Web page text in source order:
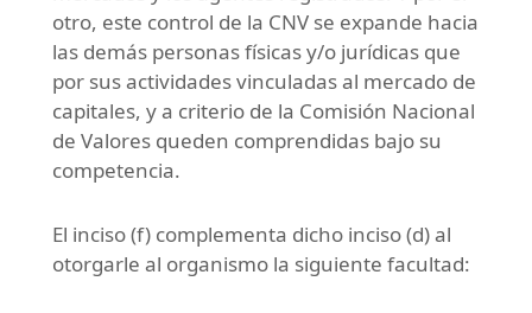
otro, este control de la CNV se expande hacia
las demás personas físicas y/o jurídicas que
por sus actividades vinculadas al mercado de
capitales, y a criterio de la Comisión Nacional
de Valores queden comprendidas bajo su
competencia.
El inciso (f) complementa dicho inciso (d) al
otorgarle al organismo la siguiente facultad: